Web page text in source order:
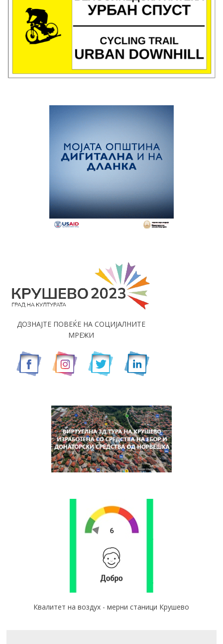
ДОЗНАЈТЕ ПОВЕЌЕ НА СОЦИЈАЛНИТЕ
МРЕЖИ
Квалитет на воздух - мерни станици Крушево